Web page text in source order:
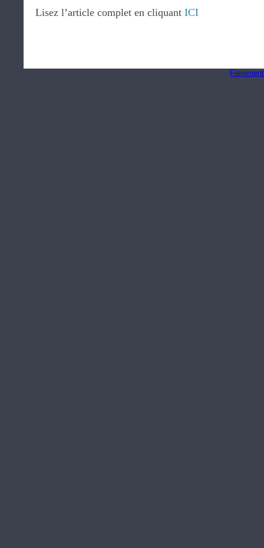
Lisez l’article complet en cliquant ICI